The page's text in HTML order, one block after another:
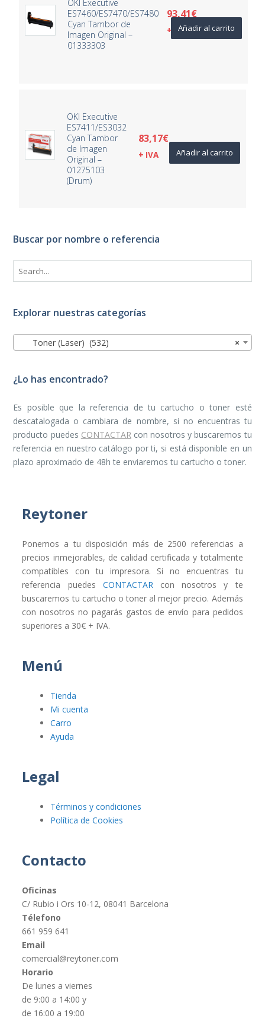
OKI Executive
ES7460/ES7470/ES7480
Cyan Tambor de
Imagen Original –
01333303
93,41€
+ IVAAñadir al carrito
OKI Executive
ES7411/ES3032
Cyan Tambor
de Imagen
Original –
01275103
(Drum)
83,17€
+ IVA Añadir al carrito
Buscar por nombre o referencia
Explorar nuestras categorías
×
Toner (Laser) (532)
¿Lo has encontrado?
Es posible que la referencia de tu cartucho o toner esté
descatalogada o cambiara de nombre, si no encuentras tu
producto puedes CONTACTARcon nosotros y buscaremos tu
referencia en nuestro catálogo por ti, si está disponible en un
plazo aproximado de 48h te enviaremos tu cartucho o toner.
Reytoner
Ponemos a tu disposición más de 2500 referencias a
precios inmejorables, de calidad certificada y totalmente
compatibles con tu impresora. Si no encuentras tu
referencia puedes CONTACTARcon nosotros y te
buscaremos tu cartucho o toner al mejor precio. Además
con nosotros no pagarás gastos de envío para pedidos
superiores a 30€ + IVA.
Menú
Tienda
Mi cuenta
Carro
Ayuda
Legal
Términos y condiciones
Política de Cookies
Contacto
Oficinas
C/ Rubio i Ors 10-12, 08041 Barcelona
Télefono
661 959 641
Email
comercial@reytoner.com
Horario
De lunes a viernes
de 9:00 a 14:00 y
de 16:00 a 19:00